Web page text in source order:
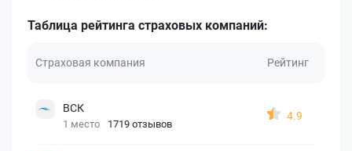
Таблица рейтинга страховых компаний:
Страховая компания Рейтинг
ВСК
1 место 1719 отзывов
4.9